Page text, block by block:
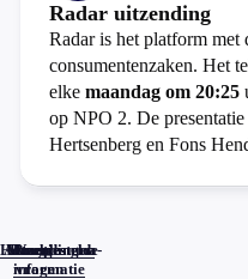
Radar uitzending
Radar is het platform
consumentenzaken. Het
elke maandag om 20:25
op NPO 2. De
Hertsenberg en Fons
Home
Actueel
Uitzendingen
Reacties
Programma-
informatie
Veelgestelde
vragen